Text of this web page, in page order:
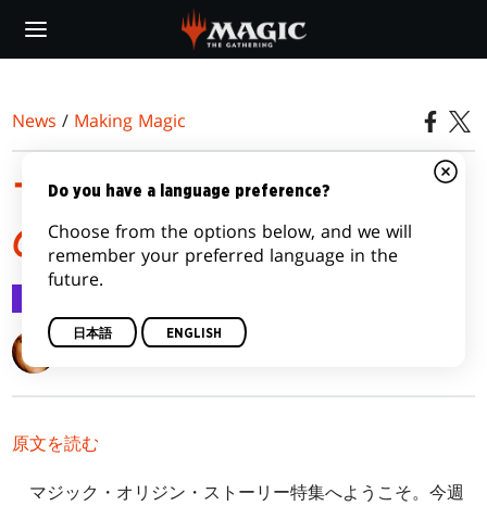
main
News / Making Magic
マローの（少しは）秘密
のオリジン・ストーリー
Mark Rosewater
原文を読む
マジック・オリジン・ストーリー特集へようこそ。今週
Do you have a language preference?
Choose from the options below, and we will
remember your preferred language in the
future.
日本語 ENGLISH